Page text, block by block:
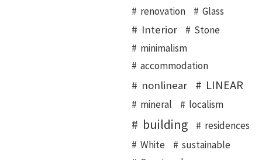
renovation
Glass
Interior
Stone
minimalism
accommodation
nonlinear LINEAR
mineral localism
building
residences
White
sustainable